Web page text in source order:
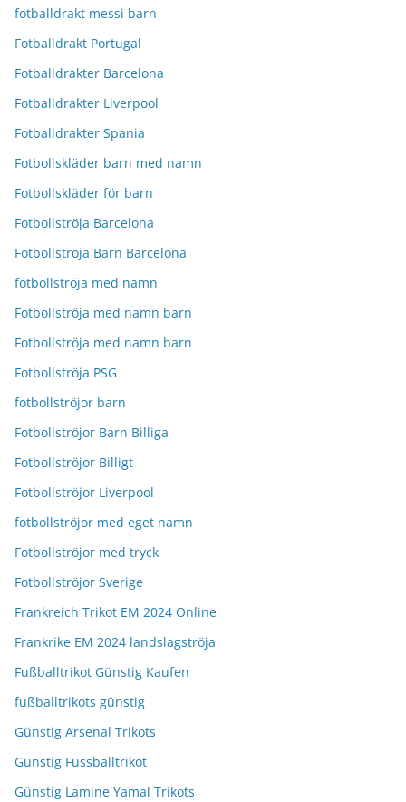
fotballdrakt messi barn
Fotballdrakt Portugal
Fotballdrakter Barcelona
Fotballdrakter Liverpool
Fotballdrakter Spania
Fotbollskläder barn med namn
Fotbollskläder för barn
Fotbollströja Barcelona
Fotbollströja Barn Barcelona
fotbollströja med namn
Fotbollströja med namn barn
Fotbollströja med namn barn
Fotbollströja PSG
fotbollströjor barn
Fotbollströjor Barn Billiga
Fotbollströjor Billigt
Fotbollströjor Liverpool
fotbollströjor med eget namn
Fotbollströjor med tryck
Fotbollströjor Sverige
Frankreich Trikot EM 2024 Online
Frankrike EM 2024 landslagströja
Fußballtrikot Günstig Kaufen
fußballtrikots günstig
Günstig Arsenal Trikots
Gunstig Fussballtrikot
Günstig Lamine Yamal Trikots